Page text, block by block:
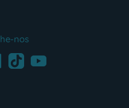
nos
TikTokYoutube